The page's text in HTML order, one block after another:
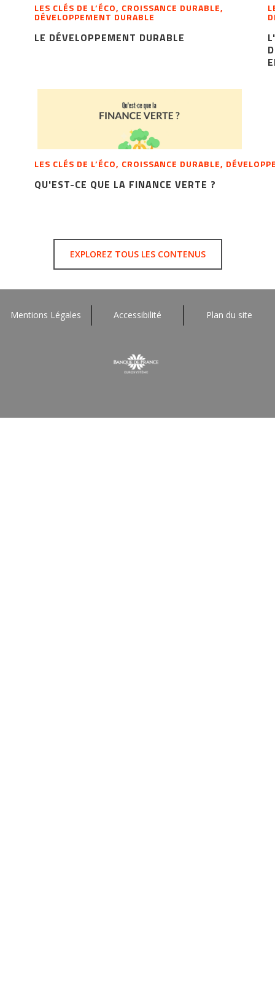
LES CLÉS DE L’ÉCO, CROISSANCE DURABLE,
DÉVELOPPEMENT DURABLE
LE DÉVELOPPEMENT DURABLE
LES CLÉS DE L’ÉCO, CROISSANCE DURABLE,
QU'EST-CE QUE LA FINANCE VERTE ?
EXPLOREZ TOUS LES CONTENUS
Mentions Légales Accessibilité Plan du site